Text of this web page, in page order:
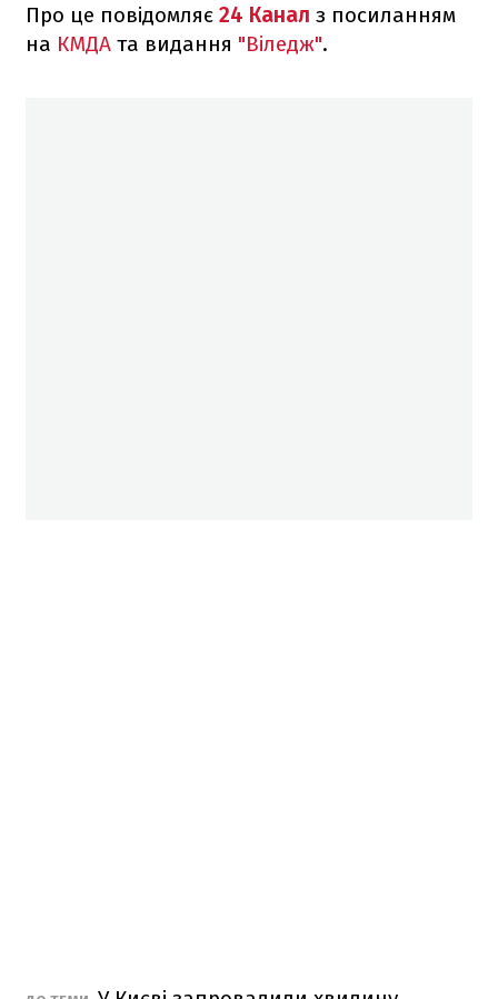
Про це повідомляє 24 Канал з посиланням
на КМДА та видання "Віледж".